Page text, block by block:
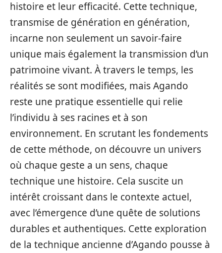
histoire et leur efficacité. Cette technique,
transmise de génération en génération,
incarne non seulement un savoir-faire
unique mais également la transmission d’un
patrimoine vivant. À travers le temps, les
réalités se sont modifiées, mais Agando
reste une pratique essentielle qui relie
l’individu à ses racines et à son
environnement. En scrutant les fondements
de cette méthode, on découvre un univers
où chaque geste a un sens, chaque
technique une histoire. Cela suscite un
intérêt croissant dans le contexte actuel,
avec l’émergence d’une quête de solutions
durables et authentiques. Cette exploration
de la technique ancienne d’Agando pousse à